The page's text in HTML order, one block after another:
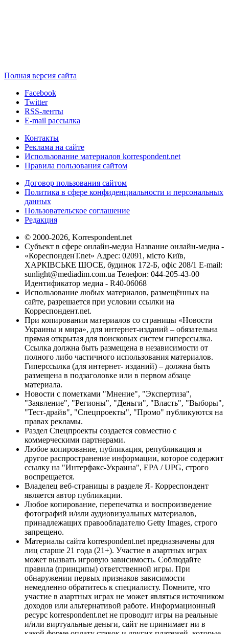
Полная версия сайта
Facebook
Twitter
RSS-ленты
E-mail рассылка
Контакты
Реклама на сайте
Использование материалов korrespondent.net
Правила пользования сайтом
Договор пользования сайтом
Политика в сфере конфиденциальности и персональных
данных
Пользовательское соглашение
Редакция
© 2000-2026, Korrespondent.net
Субъект в сфере онлайн-медиа Название онлайн-медиа -
«КореспонденТ.net» Адрес: 02091, місто Київ,
ХАРКІВСЬКЕ ШОСЕ, будинок 172-Б, офіс 208/1 E-mail:
sunlight@mediadim.com.ua Телефон: 044-205-43-00
Идентификатор медиа - R40-06068
Использование любых материалов, размещённых на
сайте, разрешается при условии ссылки на
Корреспондент.net.
При копировании материалов со страницы «Новости
Украины и мира», для интернет-изданий – обязательна
прямая открытая для поисковых систем гиперссылка.
Ссылка должна быть размещена в независимости от
полного либо частичного использования материалов.
Гиперссылка (для интернет- изданий) – должна быть
размещена в подзаголовке или в первом абзаце
материала.
Новости с пометками "Мнение", "Экспертиза",
"Заявление", "Регионы", "Деньги", "Власть", "Выборы",
"Тест-драйв", "Спецпроекты", "Промо" публикуются на
правах рекламы.
Раздел Спецпроекты создается совместно с
коммерческими партнерами.
Любое копирование, публикация, републикация и
другое распространение информации, которое содержит
ссылку на "Интерфакс-Украина", EPA / UPG, строго
воспрещается.
Владелец веб-страницы в разделе Я- Корреспондент
является автор публикации.
Любое копирование, перепечатка и воспроизведение
фотографий и/или аудиовизуальных материалов,
принадлежащих правообладателю Getty Images, строго
запрещено.
Материалы сайта korrespondent.net предназначены для
лиц старше 21 года (21+). Участие в азартных играх
может вызвать игровую зависимость. Соблюдайте
правила (принципы) ответственной игры. При
обнаружении первых признаков зависимости
немедленно обратитесь к специалисту. Помните, что
участие в азартных играх не может являться источником
доходов или альтернативой работе. Информационный
ресурс korrespondent.net не проводит игры на реальные
и/или виртуальные деньги, сайт не принимает ни в